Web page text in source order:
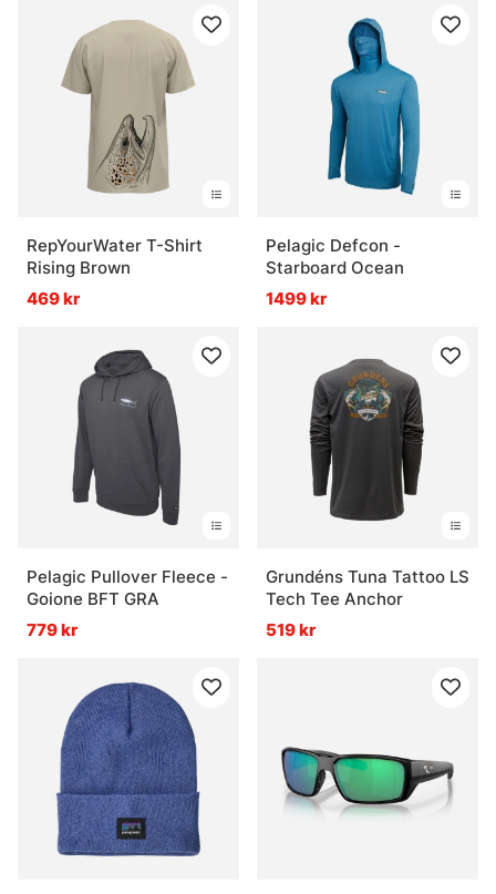
RepYourWater T-Shirt
Rising Brown
469 kr
Pelagic Defcon -
Starboard Ocean
1499 kr
Pelagic Pullover Fleece -
Goione BFT GRA
779 kr
Grundéns Tuna Tattoo LS
Tech Tee Anchor
519 kr